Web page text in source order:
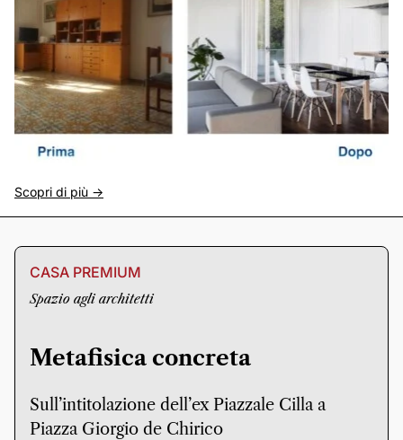
Scopri di più ->
CASA PREMIUM
Spazio agli architetti
Metafisica concreta
Sull’intitolazione dell’ex Piazzale Cilla a
Piazza Giorgio de Chirico